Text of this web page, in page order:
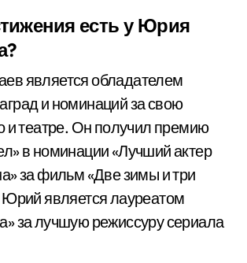
есть у Юрия
является обладателем
и номинаций за свою
и театре. Он получил премию
в номинации «Лучший актер
за фильм «Две зимы и три
Юрий является лауреатом
за лучшую режиссуру сериала